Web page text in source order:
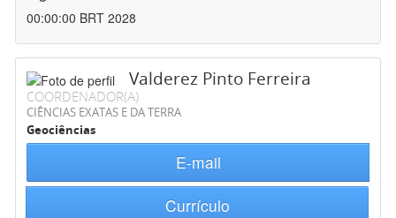
00:00:00 BRT 2028
Valderez Pinto Ferreira
COORDENADOR(A)
CIÊNCIAS EXATAS E DA TERRA
Geociências
E-mail
Currículo